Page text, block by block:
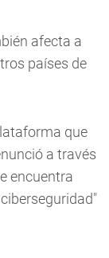
afecta a
países de
que
a través
encuentra